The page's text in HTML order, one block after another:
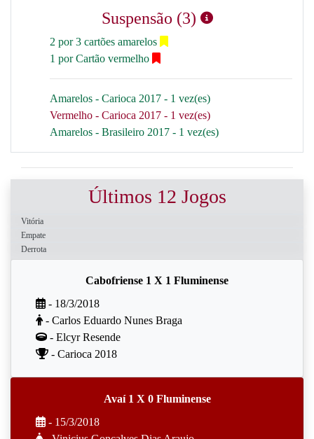
Suspensão (3)
2 por 3 cartões amarelos
1 por Cartão vermelho
Amarelos - Carioca 2017 - 1 vez(es)
Vermelho - Carioca 2017 - 1 vez(es)
Amarelos - Brasileiro 2017 - 1 vez(es)
Últimos 12 Jogos
Vitória
Empate
Derrota
Cabofriense 1 X 1 Fluminense
- 18/3/2018
- Carlos Eduardo Nunes Braga
- Elcyr Resende
- Carioca 2018
Avaí 1 X 0 Fluminense
- 15/3/2018